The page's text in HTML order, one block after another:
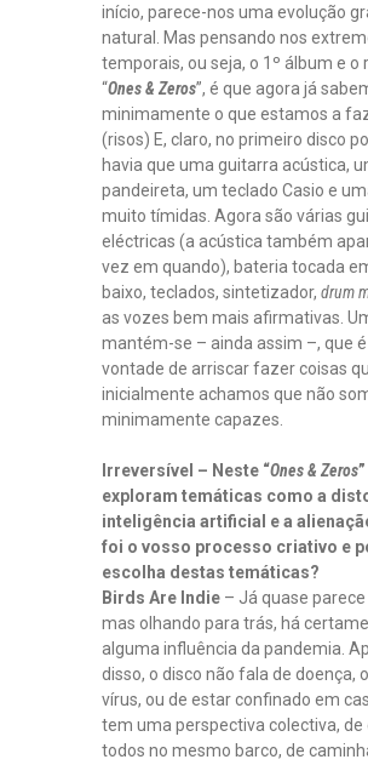
início, parece-nos uma evolução
natural. Mas pensando nos
temporais, ou seja, o 1º álbum e o
“Ones & Zeros”, é que agora já
minimamente o que estamos a
(risos) E, claro, no primeiro disco
havia que uma guitarra acústica,
pandeireta, um teclado Casio e
muito tímidas. Agora são várias
eléctricas (a acústica também
vez em quando), bateria tocada
baixo, teclados, sintetizador, drum
as vozes bem mais afirmativas.
mantém-se – ainda assim –, que é
vontade de arriscar fazer coisas
inicialmente achamos que não
minimamente capazes.
Irreversível – Neste “Ones & Zeros
exploram temáticas como a
inteligência artificial e a
foi o vosso processo criativo e
escolha destas temáticas?
Birds Are Indie – Já quase
mas olhando para trás, há
alguma influência da pandemia.
disso, o disco não fala de doença,
vírus, ou de estar confinado em
tem uma perspectiva colectiva, de
todos no mesmo barco, de